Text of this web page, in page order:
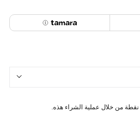
نقطة من خلال عملية الشراء هذه.